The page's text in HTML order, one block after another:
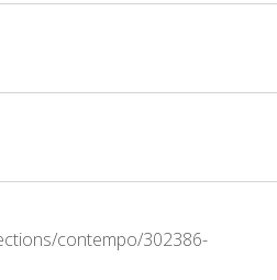
contempo/302386-